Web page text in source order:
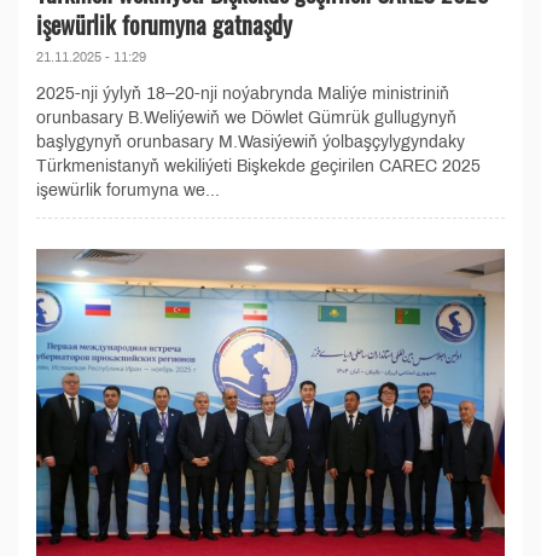
işewürlik forumyna gatnaşdy
21.11.2025 - 11:29
2025-nji ýylyň 18–20-nji noýabrynda Maliýe ministriniň
orunbasary B.Weliýewiň we Döwlet Gümrük gullugynyň
başlygynyň orunbasary M.Wasiýewiň ýolbaşçylygyndaky
Türkmenistanyň wekiliýeti Bişkekde geçirilen CAREC 2025
işewürlik forumyna we...